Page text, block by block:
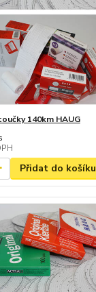
140km HAUG
Přidat do košíku